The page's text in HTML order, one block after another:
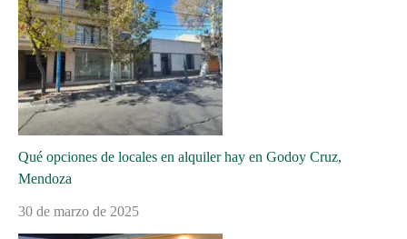
Qué opciones de locales en alquiler hay en Godoy Cruz,
Mendoza
30 de marzo de 2025